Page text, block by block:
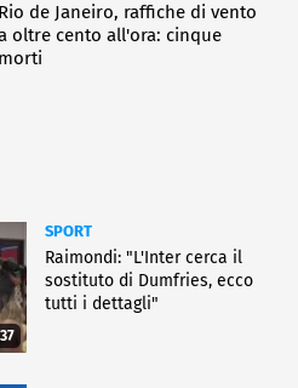
Rio de Janeiro, raffiche di vento
oltre cento all'ora: cinque
morti
SPORT
Raimondi: "L'Inter cerca il
sostituto di Dumfries, ecco
tutti i dettagli"